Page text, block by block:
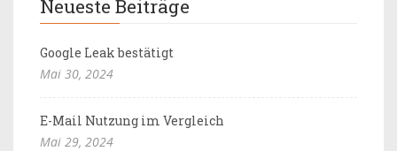
Neueste Beiträge
Google Leak bestätigt
Mai 30, 2024
E-Mail Nutzung im Vergleich
Mai 29, 2024